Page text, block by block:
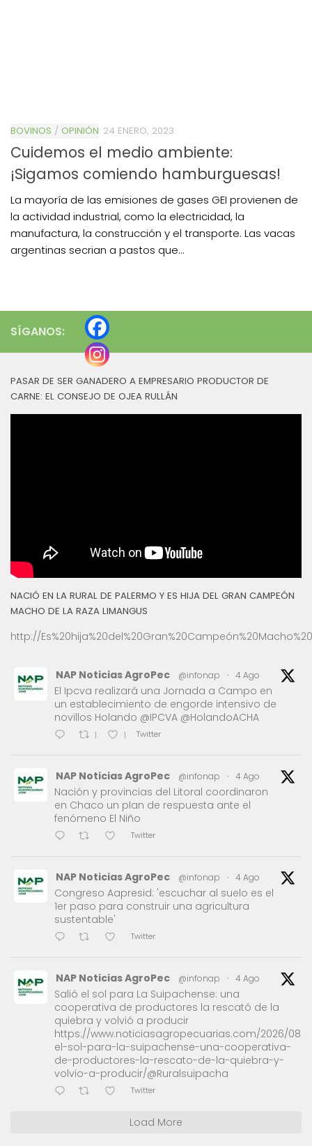
BOVINOS / OPINIÓN 24 ENERO, 2023
Cuidemos el medio ambiente:
¡Sigamos comiendo hamburguesas!
La mayoría de las emisiones de gases GEI provienen de
la actividad industrial, como la electricidad, la
manufactura, la construcción y el transporte. Las vacas
argentinas secrian a pastos que...
SÍGANOS:
PASAR DE SER GANADERO A EMPRESARIO PRODUCTOR DE
CARNE: EL CONSEJO DE OJEA RULLÁN
NACIÓ EN LA RURAL DE PALERMO Y ES HIJA DEL GRAN CAMPEÓN
MACHO DE LA RAZA LIMANGUS
http://
NAP Noticias AgroPec @infonap · 4 Ago
El Ipcva realizará una Jornada a Campo en
un establecimiento de engorde intensivo de
novillos Holando @IPCVA @HolandoACHA
1 1 Twitter
NAP Noticias AgroPec @infonap · 4 Ago
Nación y provincias del Litoral coordinaron
en Chaco un plan de respuesta ante el
fenómeno El Niño
Twitter
NAP Noticias AgroPec @infonap · 4 Ago
Congreso Aapresid: 'escuchar al suelo es el
1er paso para construir una agricultura
sustentable'
Twitter
NAP Noticias AgroPec @infonap · 4 Ago
Salió el sol para La Suipachense: una
cooperativa de productores la rescató de la
quiebra y volvió a producir
https://www.noticiasagropecuarias.com/2026/08/
el-sol-para-la-suipachense-una-cooperativa-
de-productores-la-rescato-de-la-quiebra-y-
volvio-a-producir/@Ruralsuipacha
Twitter
Load More